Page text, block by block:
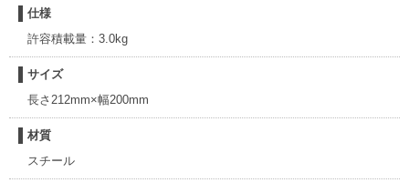
仕様
許容積載量：3.0kg
サイズ
長さ212mm×幅200mm
材質
スチール